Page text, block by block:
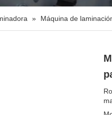
» Máquina de